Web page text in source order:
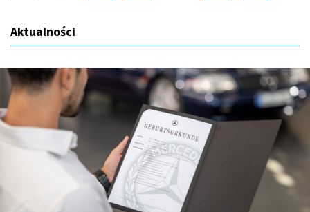
Aktualności